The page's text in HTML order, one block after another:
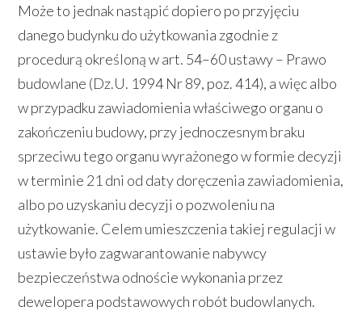
Może to jednak nastąpić dopiero po przyjęciu
danego budynku do użytkowania zgodnie z
procedurą określoną w art. 54–60 ustawy – Prawo
budowlane (Dz.U. 1994 Nr 89, poz. 414), a więc albo
w przypadku zawiadomienia właściwego organu o
zakończeniu budowy, przy jednoczesnym braku
sprzeciwu tego organu wyrażonego w formie decyzji
w terminie 21 dni od daty doręczenia zawiadomienia,
albo po uzyskaniu decyzji o pozwoleniu na
użytkowanie. Celem umieszczenia takiej regulacji w
ustawie było zagwarantowanie nabywcy
bezpieczeństwa odnoście wykonania przez
dewelopera podstawowych robót budowlanych.